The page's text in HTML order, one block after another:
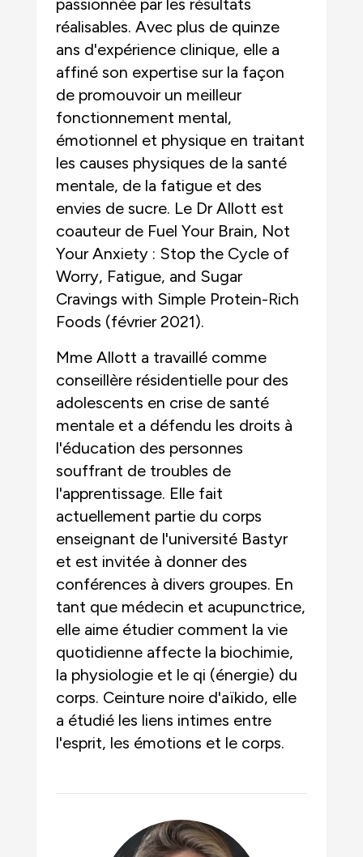
passionnée par les résultats
réalisables. Avec plus de quinze
ans d'expérience clinique, elle a
affiné son expertise sur la façon
de promouvoir un meilleur
fonctionnement mental,
émotionnel et physique en traitant
les causes physiques de la santé
mentale, de la fatigue et des
envies de sucre. Le Dr Allott est
coauteur de Fuel Your Brain, Not
Your Anxiety : Stop the Cycle of
Worry, Fatigue, and Sugar
Cravings with Simple Protein-Rich
Foods (février 2021).
Mme Allott a travaillé comme
conseillère résidentielle pour des
adolescents en crise de santé
mentale et a défendu les droits à
l'éducation des personnes
souffrant de troubles de
l'apprentissage. Elle fait
actuellement partie du corps
enseignant de l'université Bastyr
et est invitée à donner des
conférences à divers groupes. En
tant que médecin et acupunctrice,
elle aime étudier comment la vie
quotidienne affecte la biochimie,
la physiologie et le qi (énergie) du
corps. Ceinture noire d'aïkido, elle
a étudié les liens intimes entre
l'esprit, les émotions et le corps.